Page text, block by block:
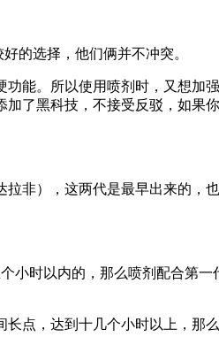
的选择，他们俩并不冲突。
能。所以使用喷剂时，又想加
了黑科技，不接受反驳，如
非），这两代是最早出来的，
时以内的，那么喷剂配合第
点，达到十几个小时以上，那